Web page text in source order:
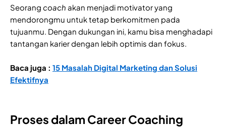
Seorang coach akan menjadi motivator yang
mendorongmu untuk tetap berkomitmen pada
tujuanmu. Dengan dukungan ini, kamu bisa menghadapi
tantangan karier dengan lebih optimis dan fokus.
Baca juga : 15 Masalah Digital Marketing dan Solusi
Efektifnya
Proses dalam Career Coaching